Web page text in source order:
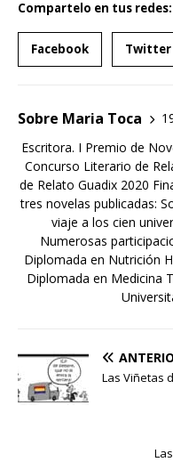
Compartelo en tus redes:
Facebook Twitter
Sobre Maria Toca
Escritora. I Premio de
Concurso Literario de
de Relato Guadix 2020
tres novelas publicadas:
viaje a los cien
Numerosas
Diplomada en Nutrición
Diplomada en Medicina
Las Viñetas